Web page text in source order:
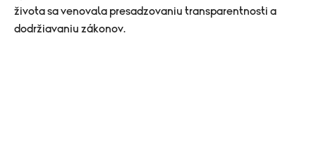
života sa venovala presadzovaniu transparentnosti a
dodržiavaniu zákonov.